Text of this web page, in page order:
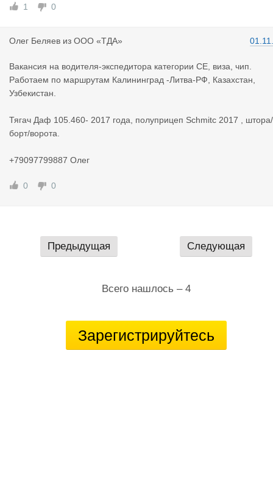
1 0
Олег Беляев из ООО «ТДА»
Вакансия на водителя-экспедитора категории СЕ, виза, чип.
Работаем по маршрутам Калининград -Литва-РФ, Казахстан,
Узбекистан.
Тягач Даф 105.460- 2017 года, полуприцеп Schmitc 2017 , штора/
борт/ворота.
+79097799887 Олег
0 0
Предыдущая Следующая
Всего нашлось – 4
Зарегистрируйтесь